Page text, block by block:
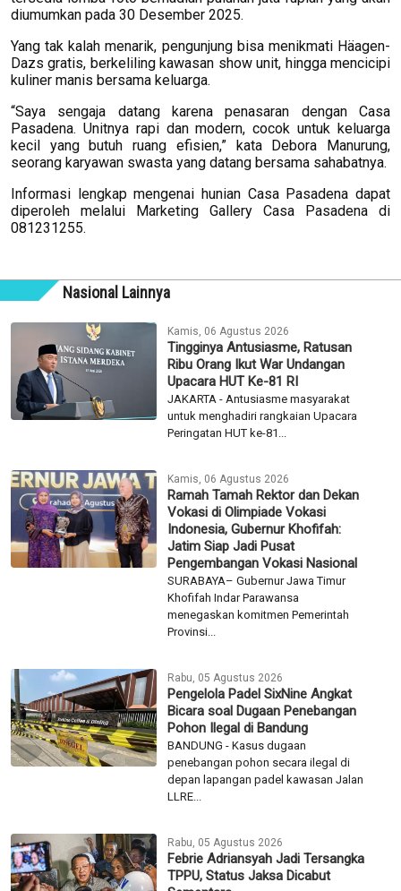
diumumkan pada 30 Desember 2025.
Yang tak kalah menarik, pengunjung bisa menikmati Häagen-
Dazs gratis, berkeliling kawasan show unit, hingga mencicipi
kuliner manis bersama keluarga.
“Saya sengaja datang karena penasaran dengan Casa
Pasadena. Unitnya rapi dan modern, cocok untuk keluarga
kecil yang butuh ruang efisien,” kata Debora Manurung,
seorang karyawan swasta yang datang bersama sahabatnya.
Informasi lengkap mengenai hunian Casa Pasadena dapat
diperoleh melalui Marketing Gallery Casa Pasadena di
081231255.
Nasional Lainnya
Kamis, 06 Agustus 2026
Tingginya Antusiasme, Ratusan
Ribu Orang Ikut War Undangan
Upacara HUT Ke-81 RI
JAKARTA - Antusiasme masyarakat
untuk menghadiri rangkaian Upacara
Peringatan HUT ke-81...
Kamis, 06 Agustus 2026
Ramah Tamah Rektor dan Dekan
Vokasi di Olimpiade Vokasi
Indonesia, Gubernur Khofifah:
Jatim Siap Jadi Pusat
Pengembangan Vokasi Nasional
SURABAYA– Gubernur Jawa Timur
Khofifah Indar Parawansa
menegaskan komitmen Pemerintah
Provinsi...
Rabu, 05 Agustus 2026
Pengelola Padel SixNine Angkat
Bicara soal Dugaan Penebangan
Pohon Ilegal di Bandung
BANDUNG - Kasus dugaan
penebangan pohon secara ilegal di
depan lapangan padel kawasan Jalan
LLRE...
Rabu, 05 Agustus 2026
Febrie Adriansyah Jadi Tersangka
TPPU, Status Jaksa Dicabut